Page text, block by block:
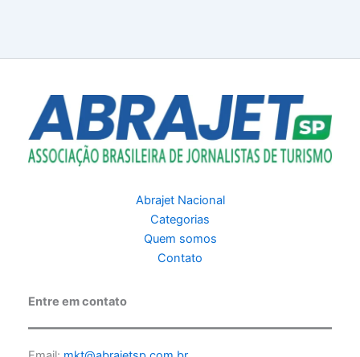
Abrajet Nacional
Categorias
Quem somos
Contato
Entre em contato